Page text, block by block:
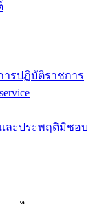
ารปฏิบัติราชการ
และประพฤติมิชอบ